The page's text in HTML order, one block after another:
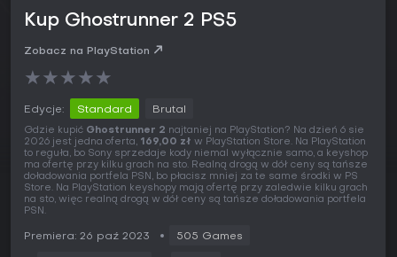
Kup Ghostrunner 2 PS5
Zobacz na PlayStation
★★★★★
Edycje: Standard Brutal
Gdzie kupić Ghostrunner 2 najtaniej na PlayStation? Na dzień 6 sie
2026 jest jedna oferta, 169,00 zł w PlayStation Store. Na PlayStation
to reguła, bo Sony sprzedaje kody niemal wyłącznie samo, a keyshop
ma ofertę przy kilku grach na sto. Realną drogą w dół ceny są tańsze
doładowania portfela PSN, bo płacisz mniej za te same środki w PS
Store. Na PlayStation keyshopy mają ofertę przy zaledwie kilku grach
na sto, więc realną drogą w dół ceny są tańsze doładowania portfela
PSN.
Premiera: 26 paź 2023 505 Games